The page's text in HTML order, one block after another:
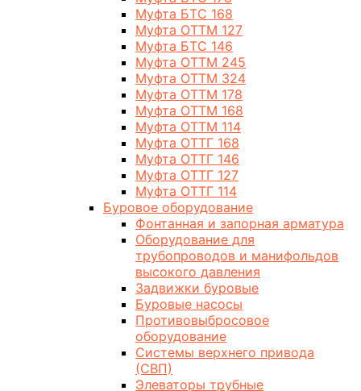
Муфта БТС 168
Муфта ОТТМ 127
Муфта БТС 146
Муфта ОТТМ 245
Муфта ОТТМ 324
Муфта ОТТМ 178
Муфта ОТТМ 168
Муфта ОТТМ 114
Муфта ОТТГ 168
Муфта ОТТГ 146
Муфта ОТТГ 127
Муфта ОТТГ 114
Буровое оборудование
Фонтанная и запорная арматура
Оборудование для
трубопроводов и манифольдов
высокого давления
Задвижки буровые
Буровые насосы
Противовыбросовое
оборудование
Системы верхнего привода
(СВП)
Элеваторы трубные